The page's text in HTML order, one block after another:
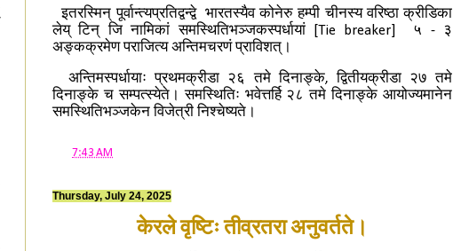
इतरस्मिन् पूर्वान्त्यप्रतिद्वन्द्वे भारतस्यैव कोनेरु हम्पी चीनस्य वरिष्ठा क्रीडिका
लेय् टिन् जि नामिकां समस्थितिभञ्जकस्पर्धायां [Tie breaker] ५ - ३
अङ्कक्रमेण पराजित्य अन्तिमचरणं प्राविशत्।
अन्तिमस्पर्धायाः प्रथमक्रीडा २६ तमे दिनाङ्के, द्वितीयक्रीडा २७ तमे
दिनाङ्के च सम्पत्स्येते। समस्थितिः भवेत्तर्हि २८ तमे दिनाङ्के आयोज्यमानेन
समस्थितिभञ्जकेन विजेत्री निश्चेष्यते।
7:43 AM
Thursday, July 24, 2025
केरले वृष्टिः तीव्रतरा अनुवर्तते।